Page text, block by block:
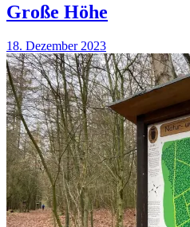
Große Höhe
18. Dezember 2023